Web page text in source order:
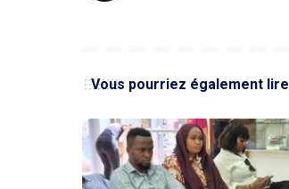
Vous pourriez également lire